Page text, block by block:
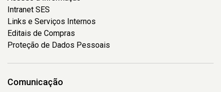
Intranet SES
Links e Serviços Internos
Editais de Compras
Proteção de Dados Pessoais
Comunicação